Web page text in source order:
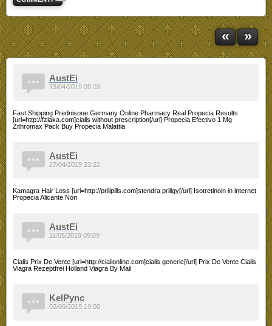
« »
AustEi
Fast Shipping Prednisone Germany Online Pharmacy Real Propecia Results
[url=http://fzlaka.com]cialis without prescription[/url] Propecia Efectivo 1 Mg
Zithromax Pack Buy Propecia Malattia
13/04/2019 09:03
AustEi
Kamagra Hair Loss [url=http://prilipills.com]stendra priligy[/url] Isotretinoin in internet
Propecia Alicante Non
27/04/2019 23:22
AustEi
Cialis Prix De Vente [url=http://cialionline.com]cialis generic[/url] Prix De Vente Cialis
Viagra Rezeptfrei Holland Viagra By Mail
11/05/2019 09:09
KelPync
02/06/2019 19:00